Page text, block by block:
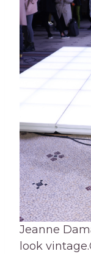
Jeanne
look vintage.